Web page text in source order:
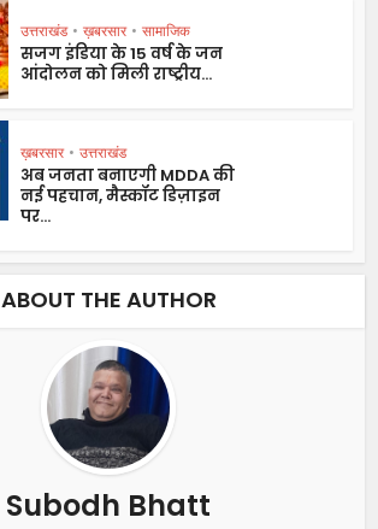
उत्तराखंड • ख़बरसार • सामाजिक
सजग इंडिया के 15 वर्ष के जन
आंदोलन को मिली राष्ट्रीय...
ख़बरसार • उत्तराखंड
अब जनता बनाएगी MDDA की
नई पहचान, मैस्कॉट डिज़ाइन
पर...
ABOUT THE AUTHOR
Subodh Bhatt